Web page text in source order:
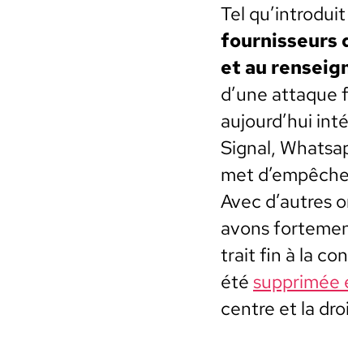
Tel
four­nisseurs
et au
d’une
aujourd’hui
Sig­nal,
met
Avec d’autres
avons
trait fin à la
étésup­primée
cen­tre et la